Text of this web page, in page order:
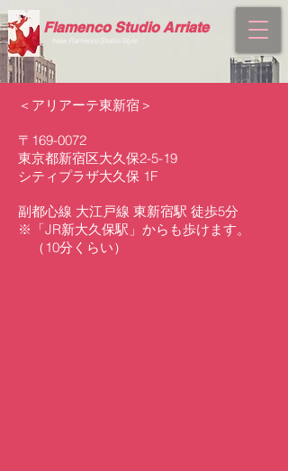
Flamenco Studio Arriate
New Flamenco Studio Style
＜アリアーテ東新宿＞
〒169-0072
東京都新宿区大久保2-5-19
シティプラザ大久保 1F
副都心線 大江戸線 東新宿駅 徒歩5分
※「JR新大久保駅」からも歩けます。
（10分くらい）